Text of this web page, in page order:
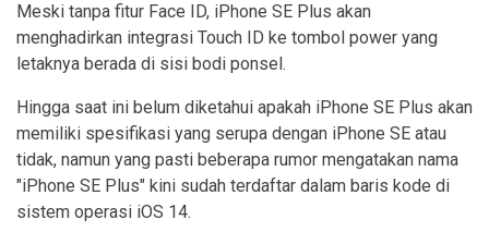
Meski tanpa fitur Face ID, iPhone SE Plus akan
menghadirkan integrasi Touch ID ke tombol power yang
letaknya berada di sisi bodi ponsel.
Hingga saat ini belum diketahui apakah iPhone SE Plus akan
memiliki spesifikasi yang serupa dengan iPhone SE atau
tidak, namun yang pasti beberapa rumor mengatakan nama
"iPhone SE Plus" kini sudah terdaftar dalam baris kode di
sistem operasi iOS 14.